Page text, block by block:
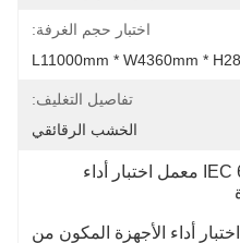
اختبار حجم الغرفة:
L11000mm * W4360mm *
تفاصيل التغليف:
الخشب الرقائقي
IEC 60456 معمل اختبار أداء
معمل اختبار أداء الأجهزة المكون من